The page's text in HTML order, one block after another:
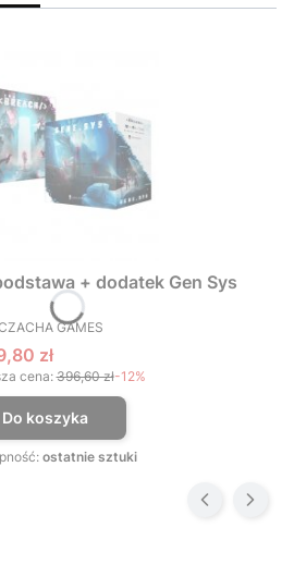
+ dodatek Gen Sys
PRODUCENT
GAMES
promocyjna
zł
cena:396,60 zł-12%
Do koszyka
ostatnie sztuki